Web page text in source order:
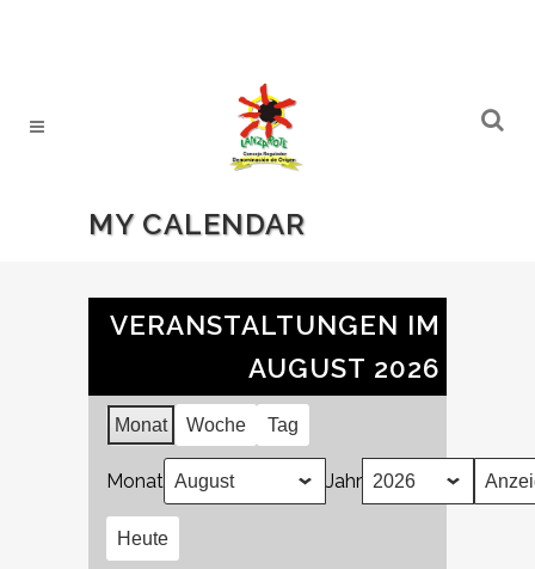
MY CALENDAR
VERANSTALTUNGEN IM
AUGUST 2026
Monat Woche Tag
Monat Jahr
Heute